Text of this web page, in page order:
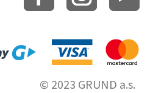
© 2023 GRUND a.s.